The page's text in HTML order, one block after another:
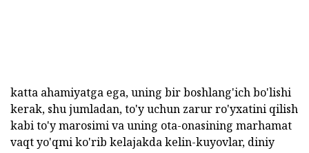
katta ahamiyatga ega, uning bir boshlang'ich bo'lishi
kerak, shu jumladan, to'y uchun zarur ro'yxatini qilish
kabi to'y marosimi va uning ota-onasining marhamat
vaqt yo'qmi ko'rib kelajakda kelin-kuyovlar, diniy